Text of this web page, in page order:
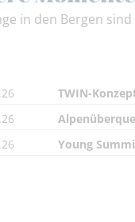
in den Bergen
TWIN-
Young